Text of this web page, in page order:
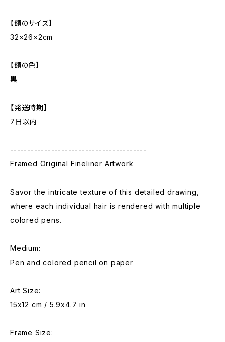
【額のサイズ】
32×26×2cm
【額の色】
黒
【発送時期】
7日以内
----------------------------------------
Framed Original Fineliner Artwork
Savor the intricate texture of this detailed drawing,
where each individual hair is rendered with multiple
colored pens.
Medium:
Pen and colored pencil on paper
Art Size:
15x12 cm / 5.9x4.7 in
Frame Size: